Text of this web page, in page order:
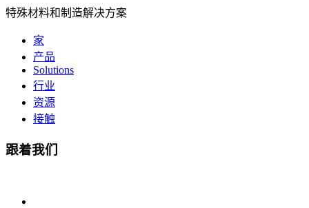
特殊材料和制造解决方案
家
产品
Solutions
行业
资源
接触
跟着我们